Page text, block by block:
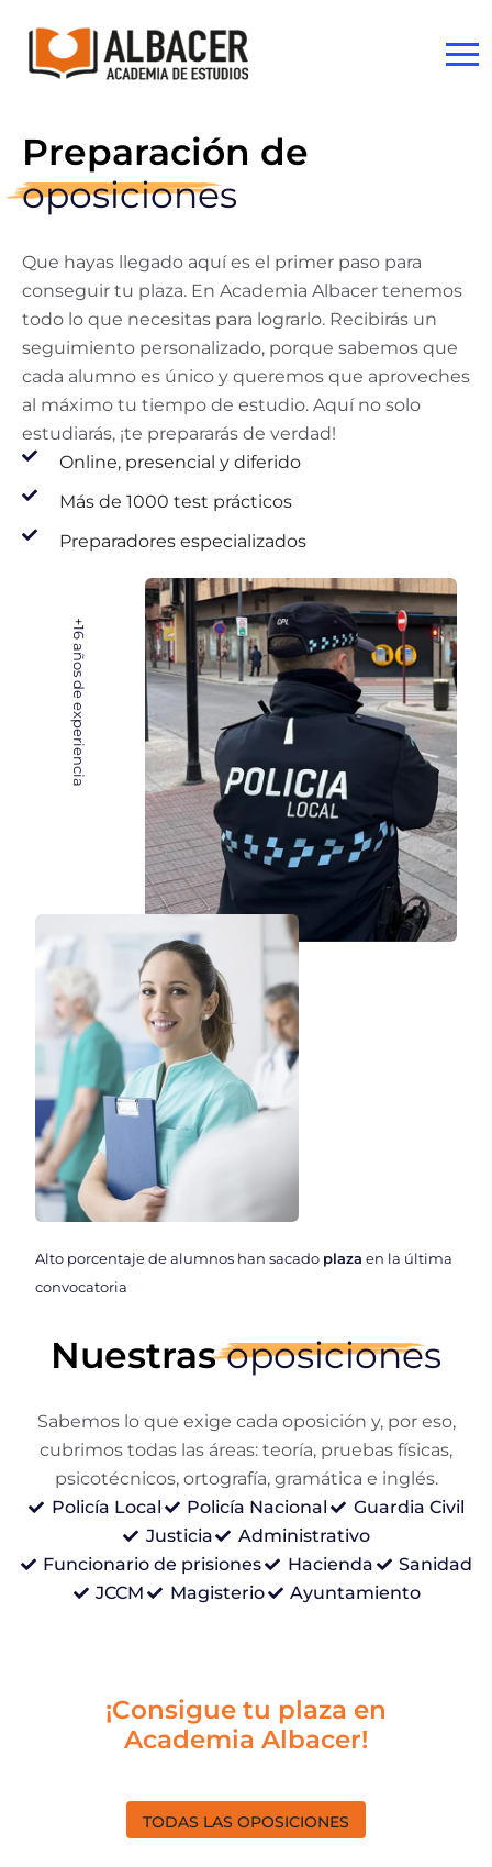
+16
años de experiencia
Alto porcentaje de alumnos han sacado plaza en la última
convocatoria
Preparación de
oposiciones
Que hayas llegado aquí es el primer paso para
conseguir tu plaza. En Academia Albacer tenemos
todo lo que necesitas para lograrlo. Recibirás un
seguimiento personalizado, porque sabemos que
cada alumno es único y queremos que aproveches
al máximo tu tiempo de estudio. Aquí no solo
estudiarás, ¡te prepararás de verdad!
Online, presencial y diferido
Más de 1000 test prácticos
Preparadores especializados
Nuestrasoposiciones
Sabemos lo que exige cada oposición y, por eso,
cubrimos todas las áreas: teoría, pruebas físicas,
psicotécnicos, ortografía, gramática e inglés.
Policía Local
Policía Nacional
Guardia Civil
Justicia
Administrativo
Funcionario de prisiones
Hacienda
Sanidad
JCCM
Magisterio Ayuntamiento
¡Consigue tu plaza en
Academia Albacer!
TODAS LAS OPOSICIONES